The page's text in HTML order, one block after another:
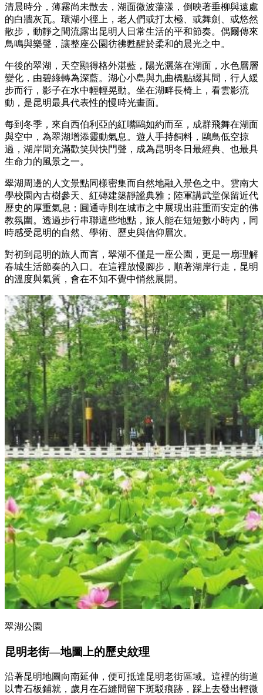
清晨時分，薄霧尚未散去，湖面微波蕩漾，倒映著垂柳與遠處
的白牆灰瓦。環湖小徑上，老人們或打太極、或舞劍、或悠然
散步，動靜之間流露出昆明人日常生活的平和節奏。偶爾傳來
鳥鳴與樂聲，讓整座公園彷彿甦醒於柔和的晨光之中。
午後的翠湖，天空顯得格外湛藍，陽光灑落在湖面，水色層層
變化，由碧綠轉為深藍。湖心小島與九曲橋點綴其間，行人緩
步而行，影子在水中輕輕晃動。坐在湖畔長椅上，看雲影流
動，是昆明最具代表性的慢時光畫面。
每到冬季，來自西伯利亞的紅嘴鷗如約而至，成群飛舞在湖面
與空中，為翠湖增添靈動氣息。遊人手持飼料，鷗鳥低空掠
過，湖岸間充滿歡笑與快門聲，成為昆明冬日最經典、也最具
生命力的風景之一。
翠湖周邊的人文景點同樣密集而自然地融入景色之中。雲南大
學校園內古樹參天、紅磚建築靜謐典雅；陸軍講武堂保留近代
歷史的厚重氣息；圓通寺則在城市之中展現出莊重而安定的佛
教氛圍。透過步行串聯這些地點，旅人能在短短數小時內，同
時感受昆明的自然、學術、歷史與信仰層次。
對初到昆明的旅人而言，翠湖不僅是一座公園，更是一扇理解
春城生活節奏的入口。在這裡放慢腳步，順著湖岸行走，昆明
的溫度與氣質，會在不知不覺中悄然展開。
翠湖公園
昆明老街—地圖上的歷史紋理
沿著昆明地圖向南延伸，便可抵達昆明老街區域。這裡的街道
以青石板鋪就，歲月在石縫間留下斑駁痕跡，踩上去發出輕微